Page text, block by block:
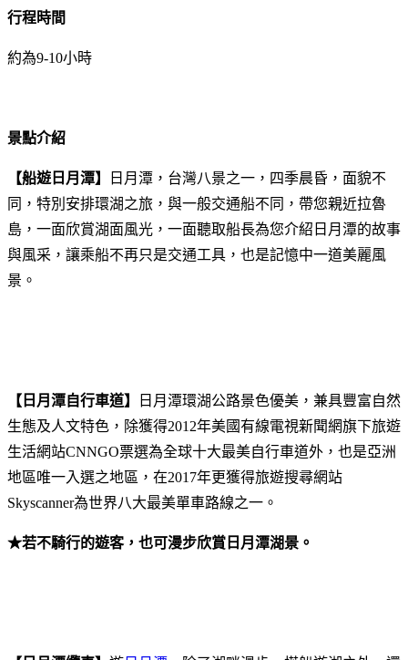
行程時間
約為9-10小時
景點介紹
【船遊日月潭】
日月潭，台灣八景之一，四季晨昏，面貌不
同，特別安排環湖之旅，與一般交通船不同，帶您親近拉魯
島，一面欣賞湖面風光，一面聽取船長為您介紹日月潭的故事
與風采，讓乘船不再只是交通工具，也是記憶中一道美麗風
景。
【日月潭自行車道】
日月潭環湖公路景色優美，兼具豐富自然
生態及人文特色，除獲得2012年美國有線電視新聞網旗下旅遊
生活網站CNNGO票選為全球十大最美自行車道外，也是亞洲
地區唯一入選之地區，在2017年更獲得旅遊搜尋網站
Skyscanner為世界八大最美單車路線之一。
★若不騎行的遊客，也可漫步欣賞日月潭湖景。